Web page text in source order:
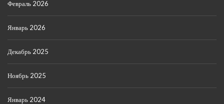
Февраль 2026
Январь 2026
Декабрь 2025
Ноябрь 2025
Январь 2024